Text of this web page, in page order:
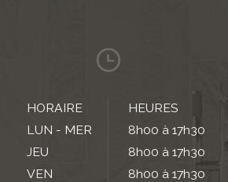
HORAIRE
HEURES
LUN - MER
8h00 à 17h30
JEU
8h00 à 17h30
VEN
8h00 à 17h30